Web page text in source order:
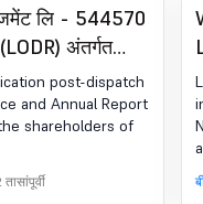
लि - 544570
अंतर्गत
पब्लिकेशन
post-dispatch
and Annual Report
shareholders of